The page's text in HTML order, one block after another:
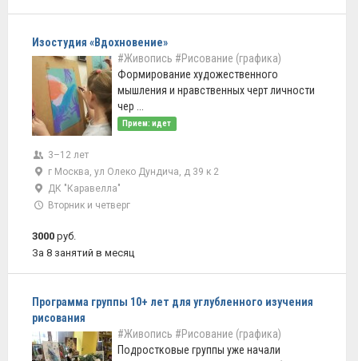
Изостудия «Вдохновение»
#Живопись #Рисование (графика)
Формирование художественного
мышления и нравственных черт личности
чер ...
Прием: идет
3–12 лет
г Москва, ул Олеко Дундича, д 39 к 2
ДК "Каравелла"
Вторник и четверг
3000 руб.
За 8 занятий в месяц
Программа группы 10+ лет для углубленного изучения
рисования
#Живопись #Рисование (графика)
Подростковые группы уже начали